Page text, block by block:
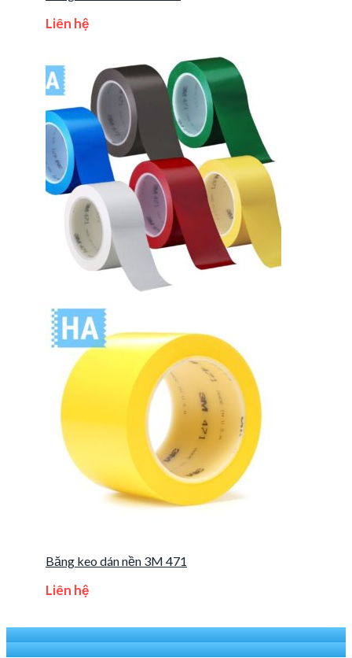
Liên hệ
Băng keo dán nền 3M 471
Liên hệ